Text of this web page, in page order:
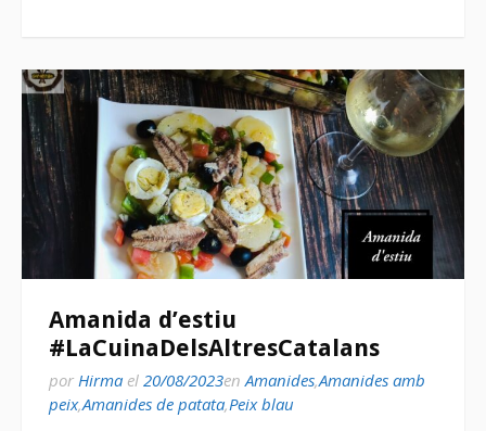
Amanida d’estiu
#LaCuinaDelsAltresCatalans
por Hirma el 20/08/2023en Amanides,Amanides amb
peix,Amanides de patata,Peix blau